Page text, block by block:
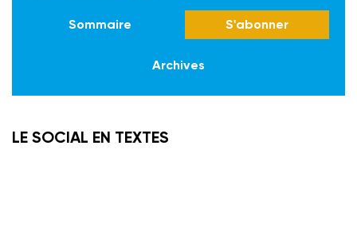
Sommaire S'abonner
Archives
LE SOCIAL EN TEXTES